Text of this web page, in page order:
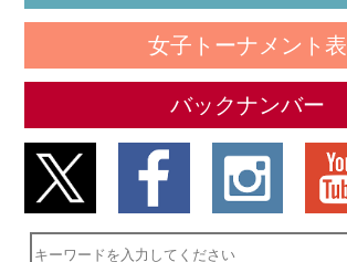
女子トーナメント表
バックナンバー